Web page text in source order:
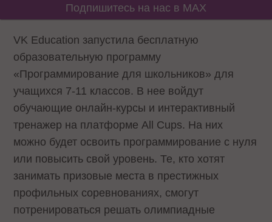
Подпишитесь на нас в MAX
VK Education запустила бесплатную
образовательную программу
«Программирование для школьников» для
учащихся 7-11 классов. В нее войдут
обучающие онлайн-курсы и интерактивный
тренажер на платформе All Cups. На них
можно будет освоить программирование с нуля
или повысить свой уровень. Те, кто хотят
занимать призовые места в престижных
профильных соревнованиях, смогут
потренироваться решать олимпиадные